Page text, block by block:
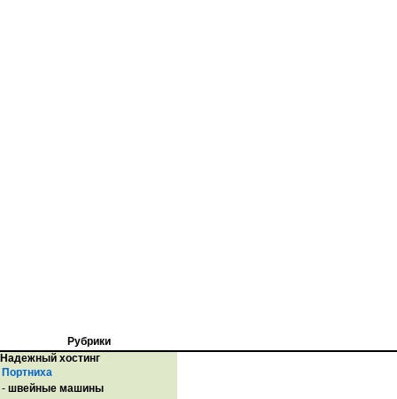
Рубрики
Надежный хостинг
Портниха
- швейные машины